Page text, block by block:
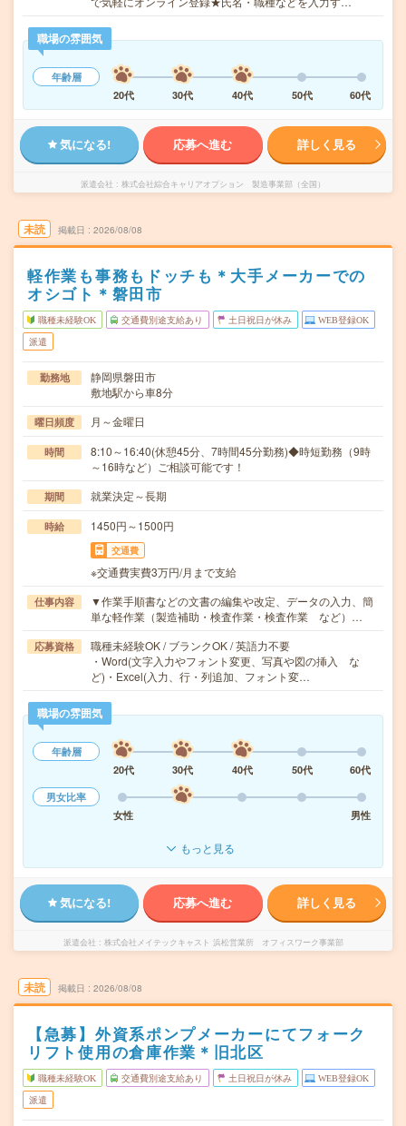
職場の雰囲気
年齢層
20代
30代 40代 50代 60代
気になる! 応募へ進む 詳しく見る
派遣会社 株式会社綜合キャリアオプション 製造事業部（全国）
未読 掲載日 2026/08/08
軽作業も事務もドッチも＊大手メーカーでの
オシゴト＊磐田市
職種未経験OK 交通費別途支給あり 土日祝日が休み WEB登録OK
派遣
勤務地
静岡県磐田市
敷地駅から車8分
曜日頻度 月～金曜日
時間
8:10～16:40(休憩45分、7時間45分勤務)◆時短勤務（9時
～16時など）ご相談可能です！
期間 就業決定～長期
時給 1450円～1500円
交通費
※交通費実費3万円/月まで支給
仕事内容
▼作業手順書などの文書の編集や改定、データの入力、簡
単な軽作業（製造補助・検査作業・検査作業 など）…
応募資格
職種未経験OK / ブランクOK / 英語力不要
・Word(文字入力やフォント変更、写真や図の挿入 な
ど)・Excel(入力、行・列追加、フォント変…
職場の雰囲気
年齢層
20代
30代 40代 50代
60代
男女比率
女性
男性
もっと見る
気になる! 応募へ進む 詳しく見る
派遣会社 株式会社メイテックキャスト 浜松営業所 オフィスワーク事業部
未読 掲載日 2026/08/08
【急募】外資系ポンプメーカーにてフォーク
リフト使用の倉庫作業＊旧北区
職種未経験OK 交通費別途支給あり 土日祝日が休み WEB登録OK
派遣